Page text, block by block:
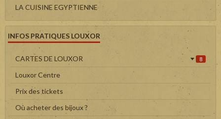
LA CUISINE EGYPTIENNE
INFOS PRATIQUES LOUXOR
CARTES DE LOUXOR 8
Louxor Centre
Prix des tickets
Où acheter des bijoux ?